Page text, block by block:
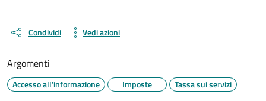
Condividi Vedi azioni
Argomenti
Accesso all'informazione Imposte Tassa sui servizi